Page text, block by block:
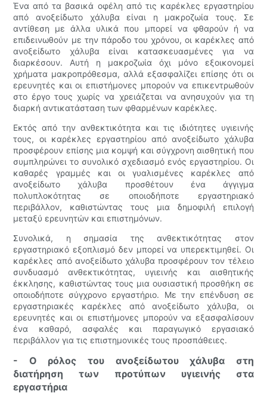
Ένα από τα βασικά οφέλη από τις καρέκλες εργαστηρίου
από ανοξείδωτο χάλυβα είναι η μακροζωία τους. Σε
αντίθεση με άλλα υλικά που μπορεί να φθαρούν ή να
επιδεινωθούν με την πάροδο του χρόνου, οι καρέκλες από
ανοξείδωτο χάλυβα είναι κατασκευασμένες για να
διαρκέσουν. Αυτή η μακροζωία όχι μόνο εξοικονομεί
χρήματα μακροπρόθεσμα, αλλά εξασφαλίζει επίσης ότι οι
ερευνητές και οι επιστήμονες μπορούν να επικεντρωθούν
στο έργο τους χωρίς να χρειάζεται να ανησυχούν για τη
διαρκή αντικατάσταση των φθαρμένων καρέκλες.
Εκτός από την ανθεκτικότητα και τις ιδιότητες υγιεινής
τους, οι καρέκλες εργαστηρίου από ανοξείδωτο χάλυβα
προσφέρουν επίσης μια κομψή και σύγχρονη αισθητική που
συμπληρώνει το συνολικό σχεδιασμό ενός εργαστηρίου. Οι
καθαρές γραμμές και οι γυαλισμένες καρέκλες από
ανοξείδωτο χάλυβα προσθέτουν ένα άγγιγμα
πολυπλοκότητας σε οποιοδήποτε εργαστηριακό
περιβάλλον, καθιστώντας τους μια δημοφιλή επιλογή
μεταξύ ερευνητών και επιστημόνων.
Συνολικά, η σημασία της ανθεκτικότητας στον
εργαστηριακό εξοπλισμό δεν μπορεί να υπερεκτιμηθεί. Οι
καρέκλες από ανοξείδωτο χάλυβα προσφέρουν τον τέλειο
συνδυασμό ανθεκτικότητας, υγιεινής και αισθητικής
έκκλησης, καθιστώντας τους μια ουσιαστική προσθήκη σε
οποιοδήποτε σύγχρονο εργαστήριο. Με την επένδυση σε
εργαστηριακές καρέκλες από ανοξείδωτο χάλυβα, οι
ερευνητές και οι επιστήμονες μπορούν να εξασφαλίσουν
ένα καθαρό, ασφαλές και παραγωγικό εργασιακό
περιβάλλον για τις επιστημονικές τους προσπάθειες.
- Ο ρόλος του ανοξείδωτου χάλυβα στη
διατήρηση των προτύπων υγιεινής στα
εργαστήρια